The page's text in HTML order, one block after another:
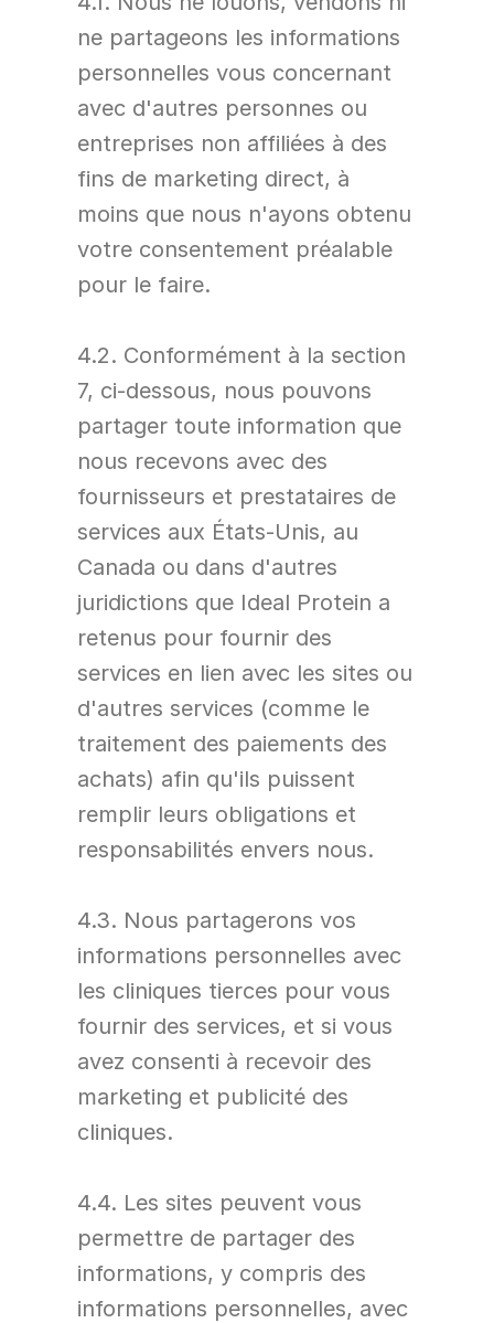
ne partageons les informations
personnelles vous concernant
avec d'autres personnes ou
entreprises non affiliées à des
fins de marketing direct, à
moins que nous n'ayons obtenu
votre consentement préalable
pour le faire.
4.2. Conformément à la section
7, ci-dessous, nous pouvons
partager toute information que
nous recevons avec des
fournisseurs et prestataires de
services aux États-Unis, au
Canada ou dans d'autres
juridictions que Ideal Protein a
retenus pour fournir des
services en lien avec les sites ou
d'autres services (comme le
traitement des paiements des
achats) afin qu'ils puissent
remplir leurs obligations et
responsabilités envers nous.
4.3. Nous partagerons vos
informations personnelles avec
les cliniques tierces pour vous
fournir des services, et si vous
avez consenti à recevoir des
marketing et publicité des
cliniques.
4.4. Les sites peuvent vous
permettre de partager des
informations, y compris des
informations personnelles, avec